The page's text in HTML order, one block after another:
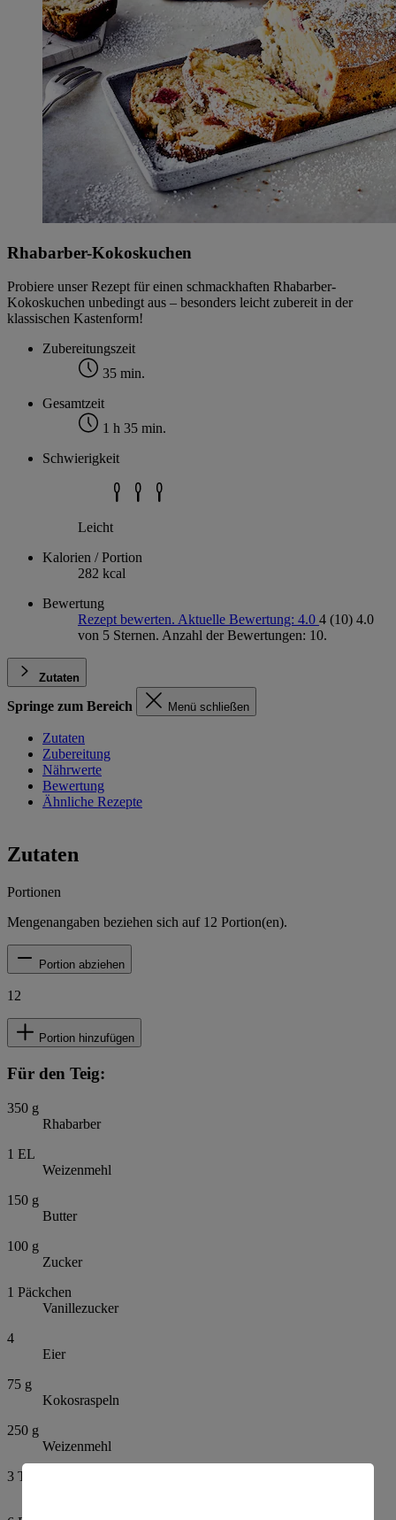
Rhabarber-Kokoskuchen
Probiere unser Rezept für einen schmackhaften Rhabarber-
Kokoskuchen unbedingt aus – besonders leicht zubereit in der
klassischen Kastenform!
Zubereitungszeit
35 min.
Gesamtzeit
1 h 35 min.
Schwierigkeit
Leicht
Kalorien / Portion
282 kcal
Bewertung
Rezept bewerten. Aktuelle Bewertung: 4.0 4 (10) 4.0
von 5 Sternen. Anzahl der Bewertungen: 10.
Zutaten
Springe zum Bereich Menü schließen
Zutaten
Zubereitung
Nährwerte
Bewertung
Ähnliche Rezepte
Zutaten
Portionen
Mengenangaben beziehen sich auf 12 Portion(en).
Portion abziehen
12
Portion hinzufügen
Für den Teig:
350 g
Rhabarber
1 EL
Weizenmehl
150 g
Butter
100 g
Zucker
1 Päckchen
Vanillezucker
4
Eier
75 g
Kokosraspeln
250 g
Weizenmehl
3 TL